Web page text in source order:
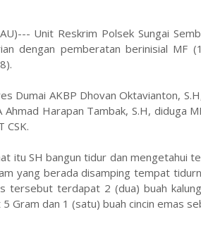
Unit Reskrim Polsek Sungai
dengan pemberatan berinisial MF
Dumai AKBP Dhovan Oktavianton,
Ahmad Harapan Tambak, S.H, diduga
CSK.
itu SH bangun tidur dan mengetahui
yang berada disamping tempat
tersebut terdapat 2 (dua) buah
Gram dan 1 (satu) buah cincin emas